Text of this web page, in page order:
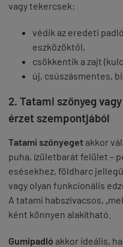
vagy tekercsek:
védik az eredeti
eszközöktől,
csökkentik a zajt
új, csúszásmentes,
2. Tatami szőnyeg
érzet szempontjából
Tatami szőnyeget akkor
puha, ízületbarát felület –
esésekhez, földharc
vagy olyan funkcionális
A tatami habszivacsos,
ként könnyen alakítható.
Gumipadló akkor ideális,